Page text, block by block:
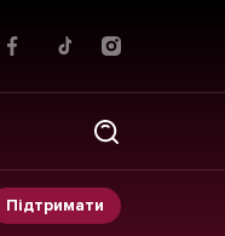
Підтримати